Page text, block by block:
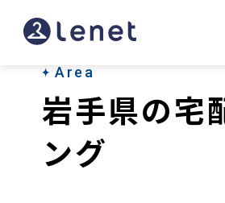
Area
岩手県の宅
ング